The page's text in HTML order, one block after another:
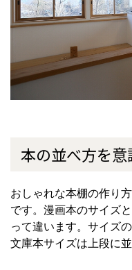
本の並べ方を意
おしゃれな本棚の作り
です。漫画本のサイズ
って違います。サイズ
文庫本サイズは上段に